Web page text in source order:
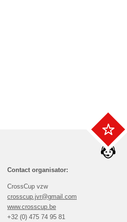
Contact organisator:
CrossCup vzw
crosscup.jvr@gmail.com
www.crosscup.be
+32 (0) 475 74 95 81